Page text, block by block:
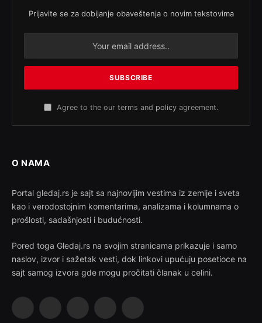
Prijavite se za dobijanje obaveštenja o novim tekstovima
Agree to the our terms and policy agreement.
O NAMA
Portal gledaj.rs je sajt sa najnovijim vestima iz zemlje i sveta
kao i verodostojnim komentarima, analizama i kolumnama o
prošlosti, sadašnjosti i budućnosti.
Pored toga Gledaj.rs na svojim stranicama prikazuje i samo
naslov, izvor i sažetak vesti, dok linkovi upućuju posetioce na
sajt samog izvora gde mogu pročitati članak u celini.
Facebook InstagramPinterest YouTube